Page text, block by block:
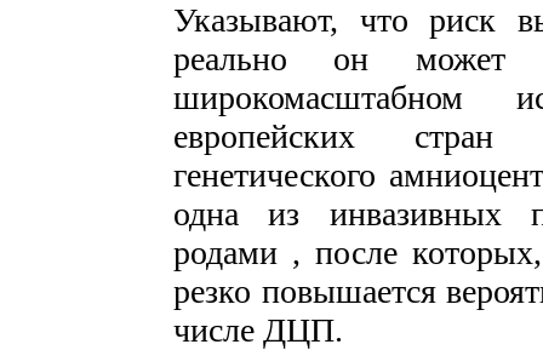
Указывают, что риск
реально он
широкомасштабном
европейских стран
генетического
одна из инвазивных
родами , после
резко повышается
числе ДЦП.